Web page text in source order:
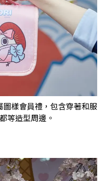
樣會員禮，包含穿著和服
等造型周邊。